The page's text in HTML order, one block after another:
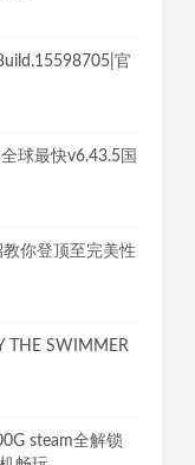
官
球最快v6.43.5国
你登顶至完美性
THE SWIMMER
steam全解锁